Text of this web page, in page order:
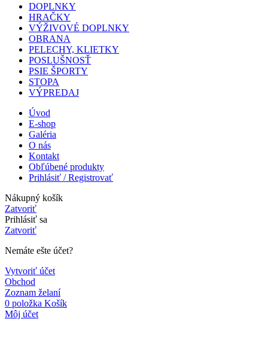
DOPLNKY
HRAČKY
VÝŽIVOVÉ DOPLNKY
OBRANA
PELECHY, KLIETKY
POSLUŠNOSŤ
PSIE ŠPORTY
STOPA
VÝPREDAJ
Úvod
E-shop
Galéria
O nás
Kontakt
Obľúbené produkty
Prihlásiť / Registrovať
Nákupný košík
Zatvoriť
Prihlásiť sa
Zatvoriť
Nemáte ešte účet?
Vytvoriť účet
Obchod
Zoznam želaní
0 položka Košík
Môj účet